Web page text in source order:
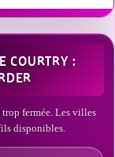
COURTRY :
trop fermée. Les villes
disponibles.